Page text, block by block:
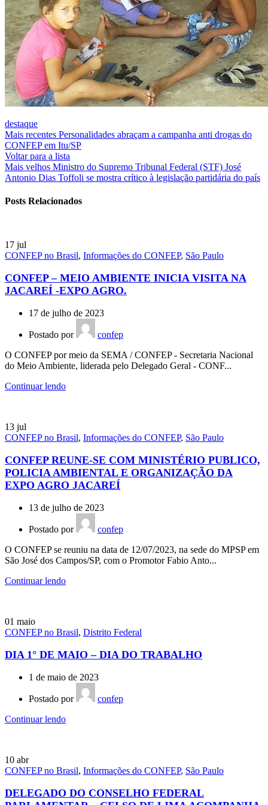
destaque
Mais recentes Personalidades abraçam a campanha anti drogas do
CONFEP em Itu/SP
Voltar para a lista
Mais velhos Ministro do Supremo Tribunal Federal (STF) José
Antonio Dias Toffoli se mostra crítico à legislação partidária do país
Posts Relacionados
17 jul
CONFEP no Brasil, Informações do CONFEP, São Paulo
CONFEP – MEIO AMBIENTE INICIA VISITA NA
JACAREÍ -EXPO AGRO.
17 de julho de 2023
Postado por
confep
O CONFEP por meio da SEMA / CONFEP - Secretaria Nacional
do Meio Ambiente, liderada pelo Delegado Geral - CONF...
Continuar lendo
13 jul
CONFEP no Brasil, Informações do CONFEP, São Paulo
CONFEP REUNE-SE COM MINISTÉRIO PUBLICO,
POLICIA AMBIENTAL E ORGANIZAÇÃO DA
EXPO AGRO JACAREÍ
13 de julho de 2023
Postado por
confep
O CONFEP se reuniu na data de 12/07/2023, na sede do MPSP em
São José dos Campos/SP, com o Promotor Fabio Anto...
Continuar lendo
01 maio
CONFEP no Brasil, Distrito Federal
DIA 1° DE MAIO – DIA DO TRABALHO
1 de maio de 2023
Postado por
confep
Continuar lendo
10 abr
CONFEP no Brasil, Informações do CONFEP, São Paulo
DELEGADO DO CONSELHO FEDERAL